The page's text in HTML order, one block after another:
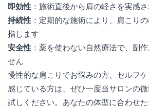
即効性 ：施術直後から肩の軽さを実感
持続性 ：定期的な施術により、肩こり
指します
安全性 ：薬を使わない自然療法で、副
せん
慢性的な肩こりでお悩みの方、セルフ
感じている方は、ぜひ一度当サロンの
試しください。あなたの体型に合わせ